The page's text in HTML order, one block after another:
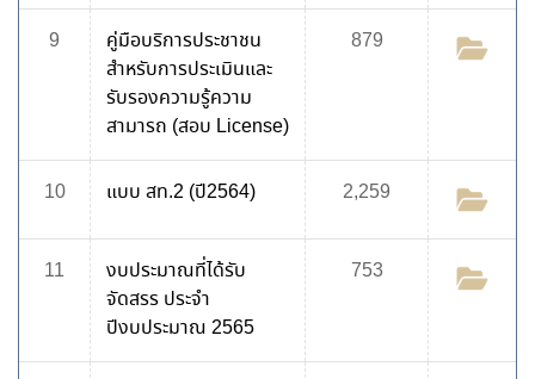
9
คู่มือบริการประชาชน
สำหรับการประเมินและ
รับรองความรู้ความ
สามารถ (สอบ License)
879
10 แบบ สท.2 (ปี2564) 2,259
11
งบประมาณที่ได้รับ
จัดสรร ประจำ
ปีงบประมาณ 2565
753